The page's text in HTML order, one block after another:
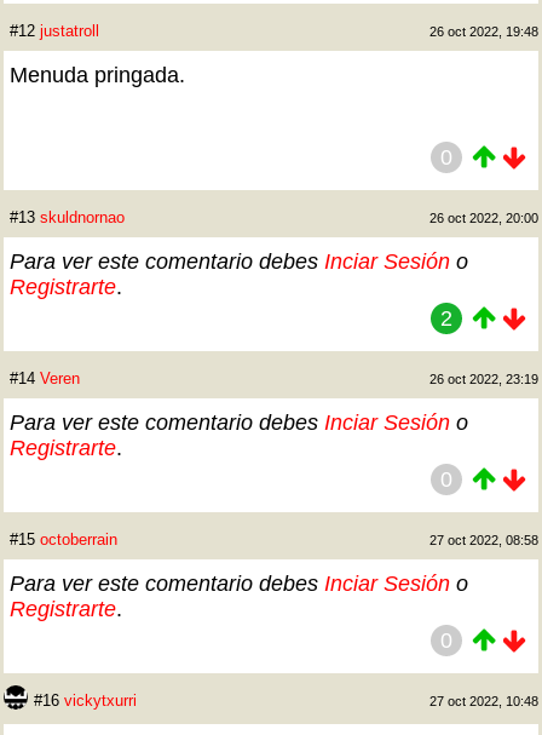
#12 justatroll 26 oct 2022, 19:48
Menuda pringada.
0
#13 skuldnornao 26 oct 2022, 20:00
Para ver este comentario debes Inciar Sesión o
Registrarte.
2
#14 Veren 26 oct 2022, 23:19
Para ver este comentario debes Inciar Sesión o
Registrarte.
0
#15 octoberrain 27 oct 2022, 08:58
Para ver este comentario debes Inciar Sesión o
Registrarte.
0
#16 vickytxurri 27 oct 2022, 10:48